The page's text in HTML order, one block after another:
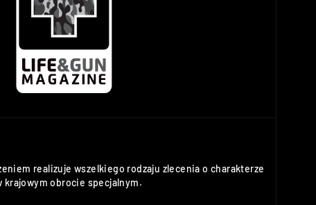
realizuje wszelkiego rodzaju zlecenia o charakterze
obrocie specjalnym.